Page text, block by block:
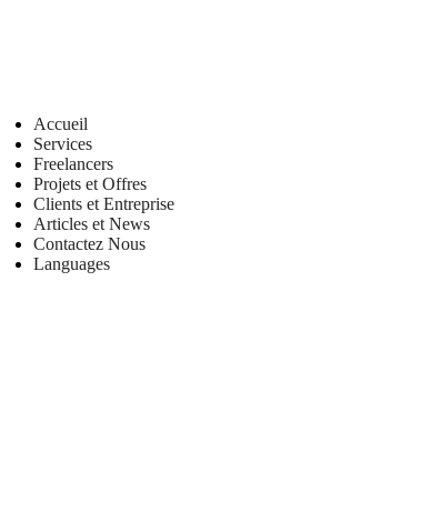
Accueil
Services
Freelancers
Projets et Offres
Clients et Entreprise
Articles et News
Contactez Nous
Languages